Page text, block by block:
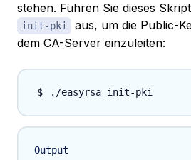
stehen. Führen Sie dieses
init-pki
aus, um die Public-
dem CA-Server einzuleiten:
Output